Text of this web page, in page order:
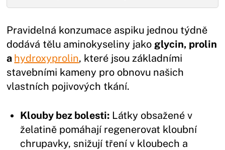
Pravidelná konzumace aspiku jednou týdně
dodává tělu aminokyseliny jako glycin, prolin
a hydroxyprolin, které jsou základními
stavebními kameny pro obnovu našich
vlastních pojivových tkání.
Klouby bez bolesti: Látky obsažené v
želatině pomáhají regenerovat kloubní
chrupavky, snižují tření v kloubech a